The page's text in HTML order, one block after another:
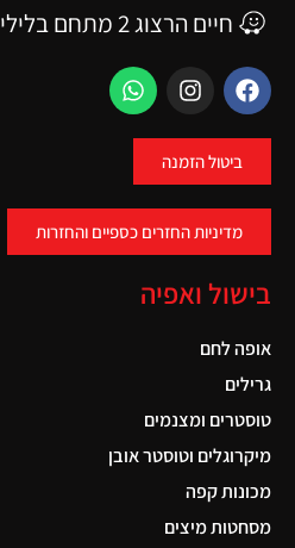
חיים הרצוג 2 מתחם בליליוס גדרה
ביטול הזמנה
מדיניות החזרים כספיים והחזרות
בישול ואפיה
אופה לחם
גרילים
טוסטרים ומצנמים
מיקרוגלים וטוסטר אובן
מכונות קפה
מסחטות מיצים